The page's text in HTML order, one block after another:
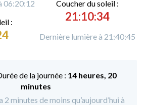
06:20:12
:
Coucher du soleil :
21:10:34
Dernière lumière à 21:40:45
de la journée : 14 heures, 20
minutes
2 minutes de moins qu’aujourd’hui à